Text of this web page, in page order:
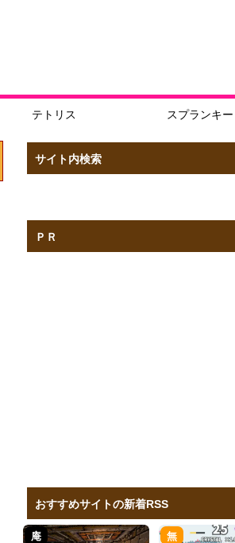
テトリス スプランキー
サイト内検索
ＰＲ
おすすめサイトの新着RSS
庵 無